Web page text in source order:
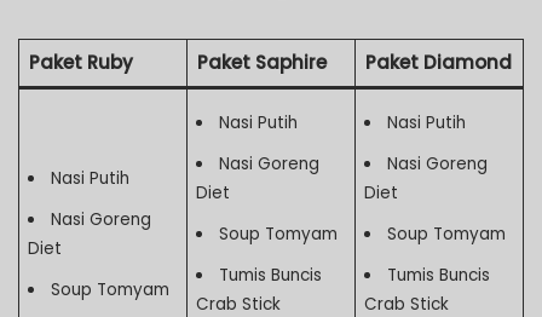
Paket Ruby Paket Saphire Paket Diamond
Nasi Putih
Nasi Goreng
Diet
Soup Tomyam
Nasi Putih
Nasi Goreng
Diet
Soup Tomyam
Tumis Buncis
Crab Stick
Nasi Putih
Nasi Goreng
Diet
Soup Tomyam
Tumis Buncis
Crab Stick